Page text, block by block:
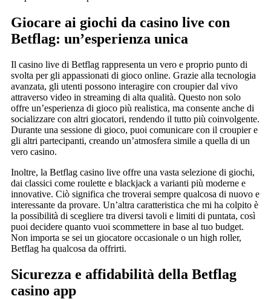
Giocare ai giochi da casino live con
Betflag: un’esperienza unica
Il casino live di Betflag rappresenta un vero e proprio punto di
svolta per gli appassionati di gioco online. Grazie alla tecnologia
avanzata, gli utenti possono interagire con croupier dal vivo
attraverso video in streaming di alta qualità. Questo non solo
offre un’esperienza di gioco più realistica, ma consente anche di
socializzare con altri giocatori, rendendo il tutto più coinvolgente.
Durante una sessione di gioco, puoi comunicare con il croupier e
gli altri partecipanti, creando un’atmosfera simile a quella di un
vero casino.
Inoltre, la Betflag casino live offre una vasta selezione di giochi,
dai classici come roulette e blackjack a varianti più moderne e
innovative. Ciò significa che troverai sempre qualcosa di nuovo e
interessante da provare. Un’altra caratteristica che mi ha colpito è
la possibilità di scegliere tra diversi tavoli e limiti di puntata, così
puoi decidere quanto vuoi scommettere in base al tuo budget.
Non importa se sei un giocatore occasionale o un high roller,
Betflag ha qualcosa da offrirti.
Sicurezza e affidabilità della Betflag
casino app